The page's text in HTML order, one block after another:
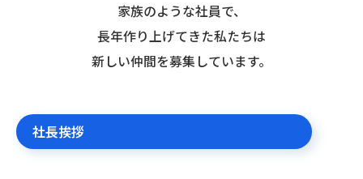
家族のような社員で、
長年作り上げてきた私たちは
新しい仲間を募集しています。
社長挨拶